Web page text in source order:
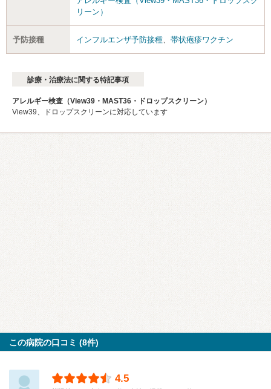
リーン）
予防接種 インフルエンザ予防接種 帯状疱疹ワクチン
診療・治療法に関する特記事項
アレルギー検査（View39・MAST36・ドロップスクリーン）
View39、ドロップスクリーンに対応しています
この病院の口コミ (8件)
4.5